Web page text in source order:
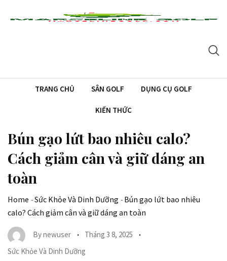
TRANG CHỦ SÂN GOLF DỤNG CỤ GOLF
KIẾN THỨC
Bún gạo lứt bao nhiêu calo?
Cách giảm cân và giữ dáng an
toàn
Home -Sức Khỏe Và Dinh Dưỡng -Bún gạo lứt bao nhiêu
calo? Cách giảm cân và giữ dáng an toàn
Bynewuser
Tháng 3 8, 2025
Sức Khỏe Và Dinh Dưỡng